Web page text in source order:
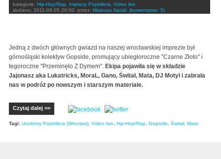
kategorie: Hip-Hop/Rap Imprezy Popkillera
Video live
dodano: 2011-06-05 20:00 przez: Mateusz Natali (komentarze: 5)
Jedną z dwóch głównych gwiazd na naszej wrocławskiej imprezie był
górnośląski kolektyw Gopside, promujący ubiegłoroczne "Czarne Złoto" i
tegoroczne "Przeminęło Z Dymem". Ekipa pojawiła się w składzie
Jajonasz aka Lukatricks, MoraL, Gano, Świtał, Mata, DJ Motyl i zabrała
nas w podróż po nowszym i starszym materiale.
Czytaj dalej >>
Tagi: Urodziny Popkillera (Wrocław) Video live Hip-Hop/Rap Gopside Świtał, Mata